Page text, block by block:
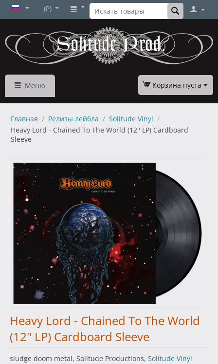
(₽)
Меню Корзина пуста
Главная / Релизы лейбла / Solitude Vinyl /
Heavy Lord - Chained To The World (12'' LP) Cardboard
Sleeve
Heavy Lord - Chained To The World
(12'' LP) Cardboard Sleeve
sludge doom metal, Solitude Productions, Solitude Vinyl